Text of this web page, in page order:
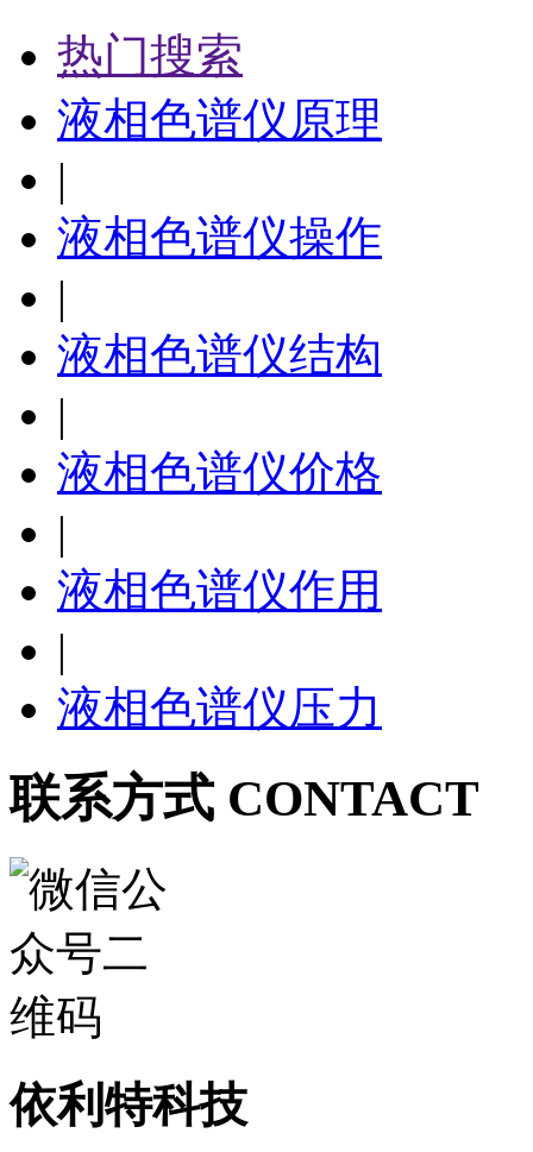
热门搜索
液相色谱仪原理
|
液相色谱仪操作
|
液相色谱仪结构
|
液相色谱仪价格
|
液相色谱仪作用
|
液相色谱仪压力
联系方式 CONTACT
依利特科技